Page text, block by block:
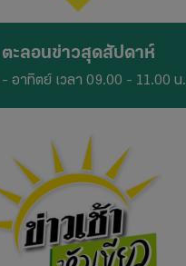
ตะลอนข่าวสุดสัปดาห์
- อาทิตย์ เวลา 09.00 - 11.00 น.